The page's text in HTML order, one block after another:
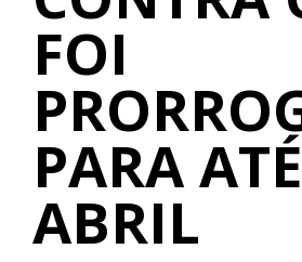
FOI
PARA
ABRIL